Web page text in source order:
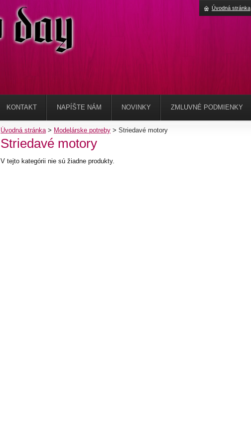
Úvodná stránka > Modelárske potreby > Striedavé motory
Striedavé motory
V tejto kategórii nie sú žiadne produkty.
KONTAKT NAPÍŠTE NÁM NOVINKY ZMLUVNÉ PODMIENKY
Úvodná stránka